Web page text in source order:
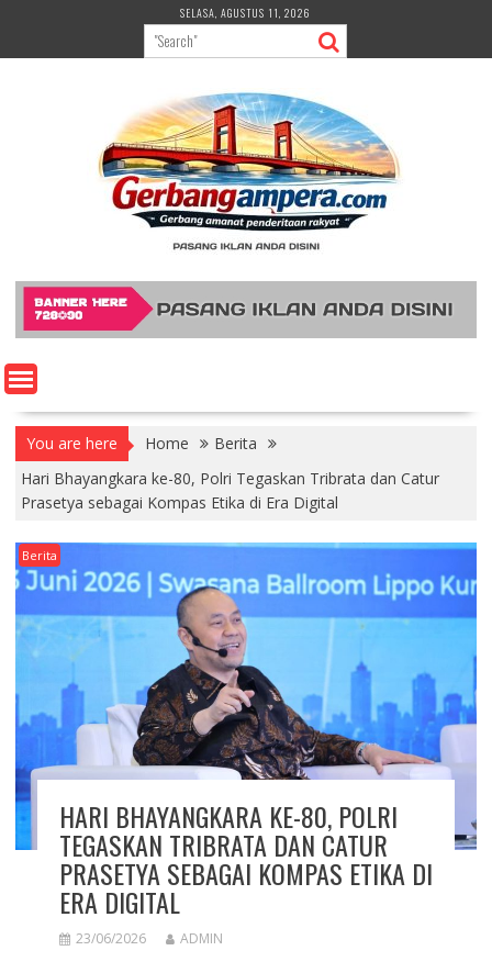
content
SELASA, AGUSTUS 11, 2026
You are here Home
Berita
Hari Bhayangkara ke-80, Polri Tegaskan Tribrata dan Catur
Prasetya sebagai Kompas Etika di Era Digital
Berita
HARI BHAYANGKARA KE-80, POLRI
TEGASKAN TRIBRATA DAN CATUR
PRASETYA SEBAGAI KOMPAS ETIKA DI
ERA DIGITAL
23/06/2026 ADMIN